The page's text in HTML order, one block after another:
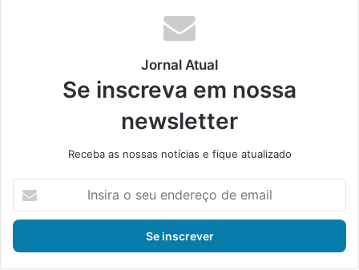
Jornal Atual
Se inscreva em nossa
newsletter
Receba as nossas notícias e fique atualizado
s
r